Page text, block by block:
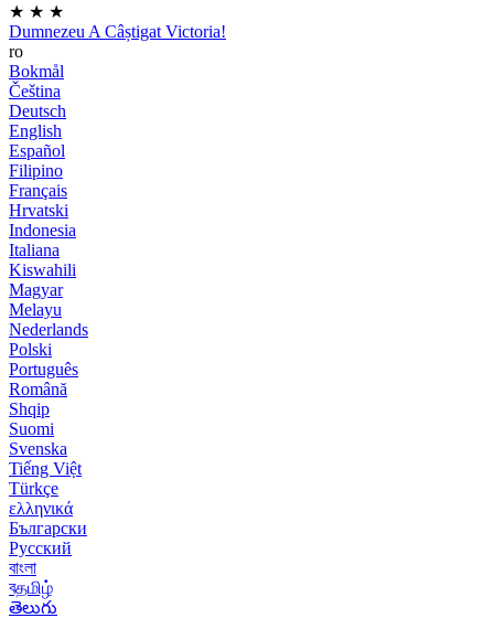
★ ★ ★
Dumnezeu A Câștigat Victoria!
ro
Bokmål
Čeština
Deutsch
English
Español
Filipino
Français
Hrvatski
Indonesia
Italiana
Kiswahili
Magyar
Melayu
Nederlands
Polski
Português
Română
Shqip
Suomi
Svenska
Tiếng Việt
Türkçe
ελληνικά
Български
Русский
বাংলা
বதமிழ்
తెలుగు